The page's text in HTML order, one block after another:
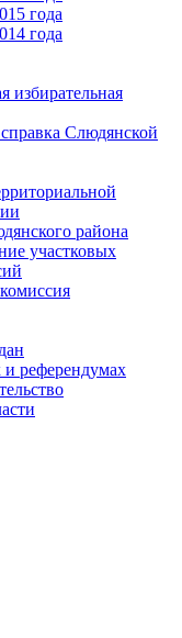
года
года
избирательная
Слюдянской
района
участковых
и референдумах